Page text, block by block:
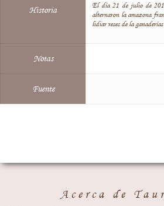
Historia
El día 21 de julio de
alternaron la amazona
lidiar reses de la
Notas
Fuente
Acerca de